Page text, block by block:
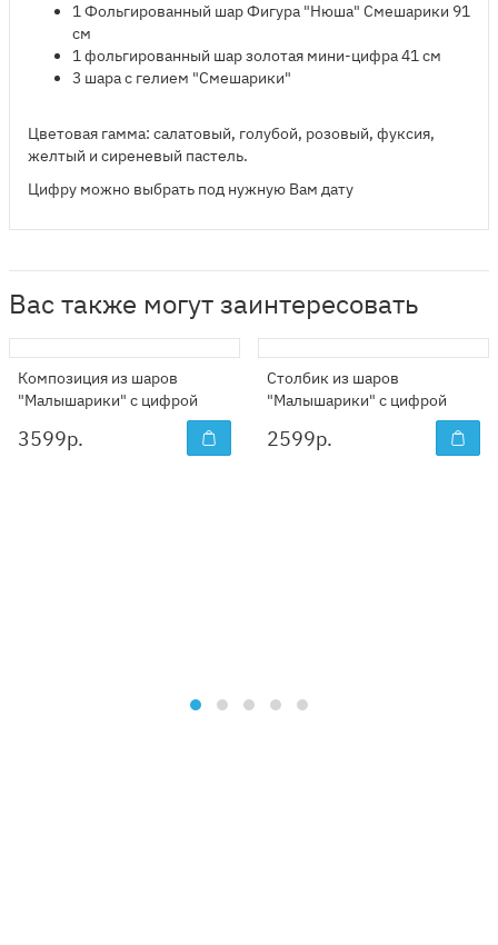
​1 Фольгированный шар Фигура "Нюша" Смешарики 91
см
1 фольгированный шарзолотая мини-цифра 41 см
3 шара с гелием "Смешарики"
Цветовая гамма: салатовый, голубой, розовый, фуксия,
желтый и сиреневый пастель.
Цифру можно выбрать под нужную Вам дату
Вас также могут заинтересовать
Композиция из шаров
"Малышарики" с цифрой
3599р.
Столбик из шаров
"Малышарики" с цифрой
2599р.